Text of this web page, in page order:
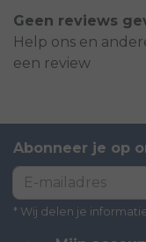
Geen reviews
Help ons en
een review
Abonneer je op
* Wij delen je